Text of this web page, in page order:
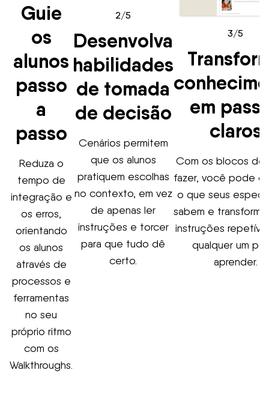
Guie
os
alunos
passo
a
passo
Reduza o
tempo de
integração e
os erros,
orientando
os alunos
através de
processos e
ferramentas
no seu
próprio ritmo
com os
Walkthroughs.
2/5
Desenvolva
habilidades
de tomada
de decisão
Cenários permitem
que os alunos
pratiquem escolhas
no contexto, em vez
de apenas ler
instruções e torcer
para que tudo dê
certo.
3/5
em
claros
Com os blocos de
fazer, você pode
o que seus
sabem e
instruções
qualquer um
aprender.